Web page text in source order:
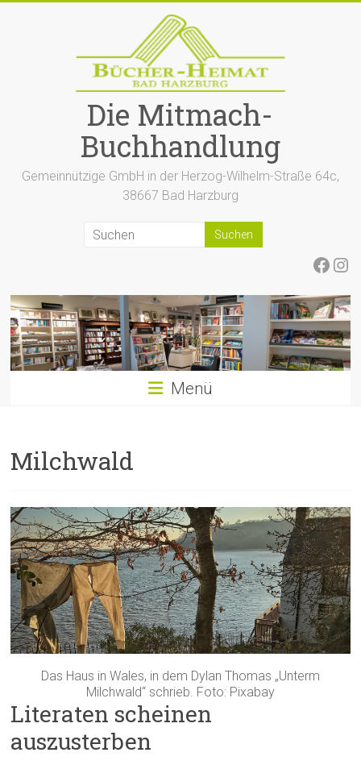
Die Mitmach-
Buchhandlung
Gemeinnützige GmbH in der Herzog-Wilhelm-Straße 64c,
38667 Bad Harzburg
Menü
Milchwald
Das Haus in Wales, in dem Dylan Thomas „Unterm
Milchwald“ schrieb. Foto: Pixabay
Literaten scheinen
auszusterben